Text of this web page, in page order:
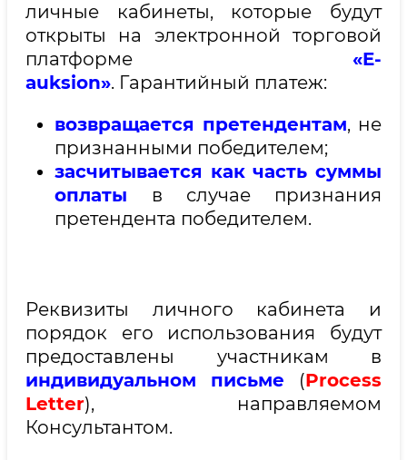
личные кабинеты, которые будут
открыты на электронной торговой
платформе «E-
auksion». Гарантийный платеж:
возвращается претендентам, не
признанными победителем;
засчитывается как часть суммы
оплаты в случае признания
претендента победителем.
Реквизиты личного кабинета и
порядок его использования будут
предоставлены участникам в
индивидуальном письме (Process
Letter), направляемом
Консультантом.